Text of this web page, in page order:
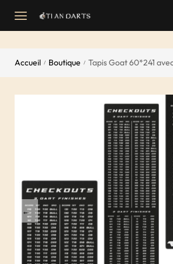
Accueil / Boutique / Tapis Goat 60*241